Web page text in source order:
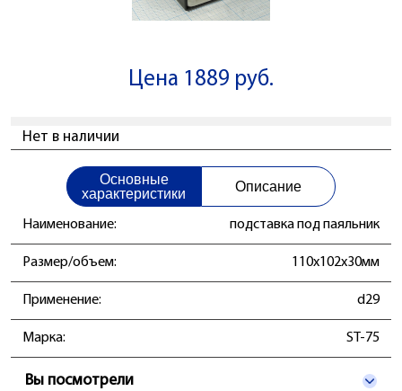
Цена 1889 руб.
Нет в наличии
Основные
характеристики
Описание
Наименование: подставка под паяльник
Размер/объем: 110x102x30мм
Применение: d29
Марка: ST-75
Вы посмотрели